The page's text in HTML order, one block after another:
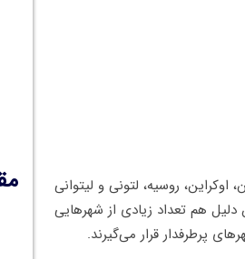
روسیه، لتونی و لیتوانی
هم تعداد زیادی از شهرهایی
پرطرفدار قرار می‌گیرند.